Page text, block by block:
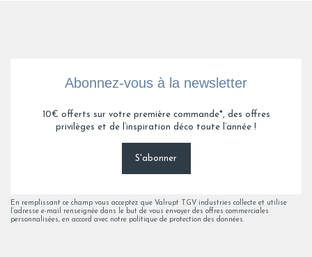
Abonnez-vous à la newsletter
10€ offerts sur votre première commande*, des offres
privilèges et de l’inspiration déco toute l’année !
S'abonner
En remplissant ce champ vous acceptez que Valrupt TGV industries collecte et utilise
l’adresse e-mail renseignée dans le but de vous envoyer des offres commerciales
personnalisées, en accord avec notre politique de protection des données.